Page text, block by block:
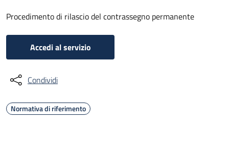
Procedimento di rilascio del contrassegno permanente
Accedi al servizio
Condividi
Normativa di riferimento